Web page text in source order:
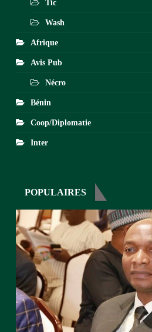
Tic
Wash
Afrique
Avis Pub
Nécro
Bénin
Coop/Diplomatie
Inter
POPULAIRES